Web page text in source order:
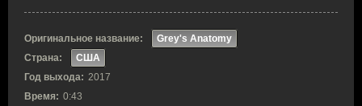
Оригинальное название:
Grey's Anatomy
Страна:
США
Год выхода: 2017
Время: 0:43